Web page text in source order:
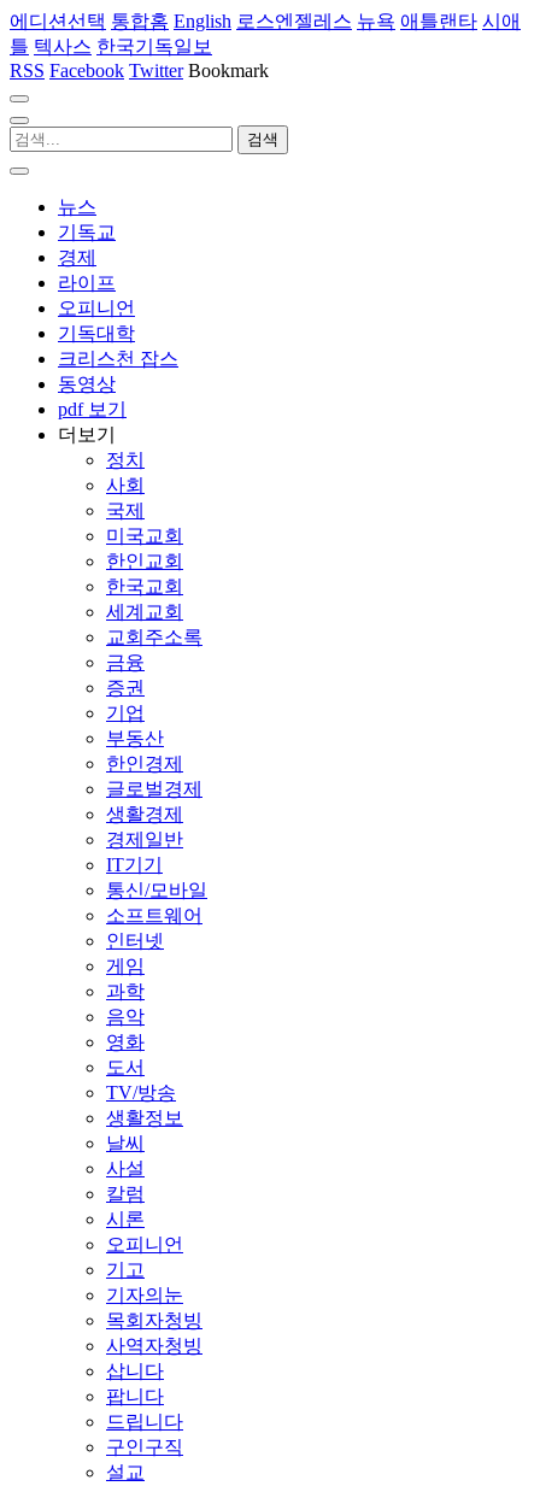
에디션선택 통합홈 English 로스엔젤레스 뉴욕 애틀랜타 시애
틀 텍사스 한국기독일보
RSS Facebook Twitter Bookmark
뉴스
기독교
경제
라이프
오피니언
기독대학
크리스천 잡스
동영상
pdf 보기
더보기
정치
사회
국제
미국교회
한인교회
한국교회
세계교회
교회주소록
금융
증권
기업
부동산
한인경제
글로벌경제
생활경제
경제일반
IT기기
통신/모바일
소프트웨어
인터넷
게임
과학
음악
영화
도서
TV/방송
생활정보
날씨
사설
칼럼
시론
오피니언
기고
기자의눈
목회자청빙
사역자청빙
삽니다
팝니다
드립니다
구인구직
설교